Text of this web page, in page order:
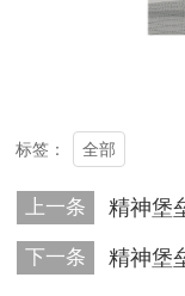
标签： 全部
上一条 精神堡
下一条 精神堡